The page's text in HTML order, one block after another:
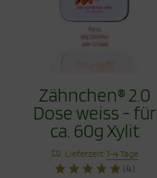
Zähnchen® 2.0
Dose weiss - für
ca. 60g Xylit
Zähnchen
Lieferzeit:1-4 Tage
(4)